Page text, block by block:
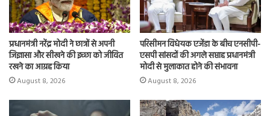
प्रधानमंत्री नरेंद्र मोदी ने छात्रों से अपनी
जिज्ञासा और सीखने की इच्छा को जीवित
रखने का आग्रह किया
August 8, 2026
परिसीमन विधेयक एजेंडा के बीच एनसीपी-
एसपी सांसदों की अगले सप्ताह प्रधानमंत्री
मोदी से मुलाकात होने की संभावना
August 8, 2026